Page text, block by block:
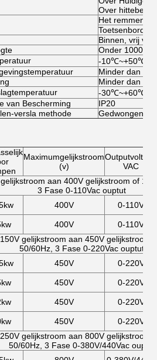
Over
Het remmen
Toetsenbord
Binnen, vrij
Onder 1000m;
-10℃~+50℃
Minder dan
Minder dan
-30℃~+60℃
van Bescherming
IP20
versla methode
Gedwongen -
Maximumgelijkstroom
(v)
Outputvoltage
VAC
aan 400V gelijkstroom of
3 Fase 0-110Vac ouptut
400V
0-110V
400V
0-110V
gelijkstroom aan 450V gelijkstroom
50/60Hz, 3 Fase 0-220Vac ouptut
450V
0-220V
450V
0-220V
450V
0-220V
450V
0-220V
gelijkstroom aan 800V gelijkstroom
50/60Hz, 3 Fase 0-380V/440Vac ouptut